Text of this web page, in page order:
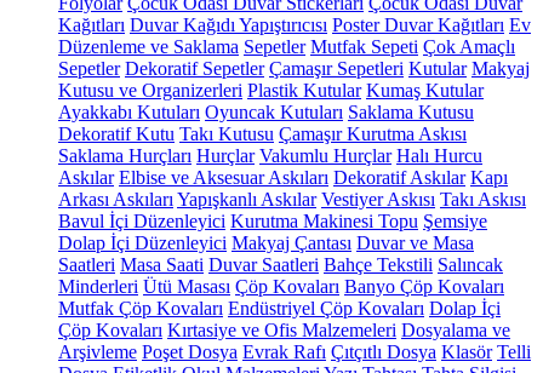
Kağıtları Duvar Kağıdı Yapıştırıcısı Poster Duvar Kağıtları Ev
Düzenleme ve Saklama Sepetler Mutfak Sepeti Çok Amaçlı
Sepetler Dekoratif Sepetler Çamaşır Sepetleri Kutular Makyaj
Kutusu ve Organizerleri Plastik Kutular Kumaş Kutular
Ayakkabı Kutuları Oyuncak Kutuları Saklama Kutusu
Dekoratif Kutu Takı Kutusu Çamaşır Kurutma Askısı
Saklama Hurçları Hurçlar Vakumlu Hurçlar Halı Hurcu
Askılar Elbise ve Aksesuar Askıları Dekoratif Askılar Kapı
Arkası Askıları Yapışkanlı Askılar Vestiyer Askısı Takı Askısı
Bavul İçi Düzenleyici Kurutma Makinesi Topu Şemsiye
Dolap İçi Düzenleyici Makyaj Çantası Duvar ve Masa
Saatleri Masa Saati Duvar Saatleri Bahçe Tekstili Salıncak
Minderleri Ütü Masası Çöp Kovaları Banyo Çöp Kovaları
Mutfak Çöp Kovaları Endüstriyel Çöp Kovaları Dolap İçi
Çöp Kovaları Kırtasiye ve Ofis Malzemeleri Dosyalama ve
Arşivleme Poşet Dosya Evrak Rafı Çıtçıtlı Dosya Klasör Telli